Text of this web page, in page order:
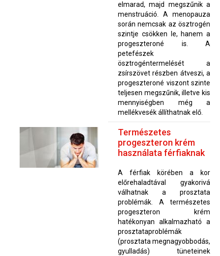
elmarad, majd megszűnik a
menstruáció. A menopauza
során nemcsak az ösztrogén
szintje csökken le, hanem a
progeszteroné is. A
petefészek
ösztrogéntermelését a
zsírszövet részben átveszi, a
progeszteroné viszont szinte
teljesen megszűnik, illetve kis
mennyiségben még a
mellékvesék állíthatnak elő.
Természetes
progeszteron krém
használata férfiaknak
A férfiak körében a kor
előrehaladtával gyakorivá
válhatnak a prosztata
problémák. A természetes
progeszteron krém
hatékonyan alkalmazható a
prosztataproblémák
(prosztata megnagyobbodás,
gyulladás) tüneteinek